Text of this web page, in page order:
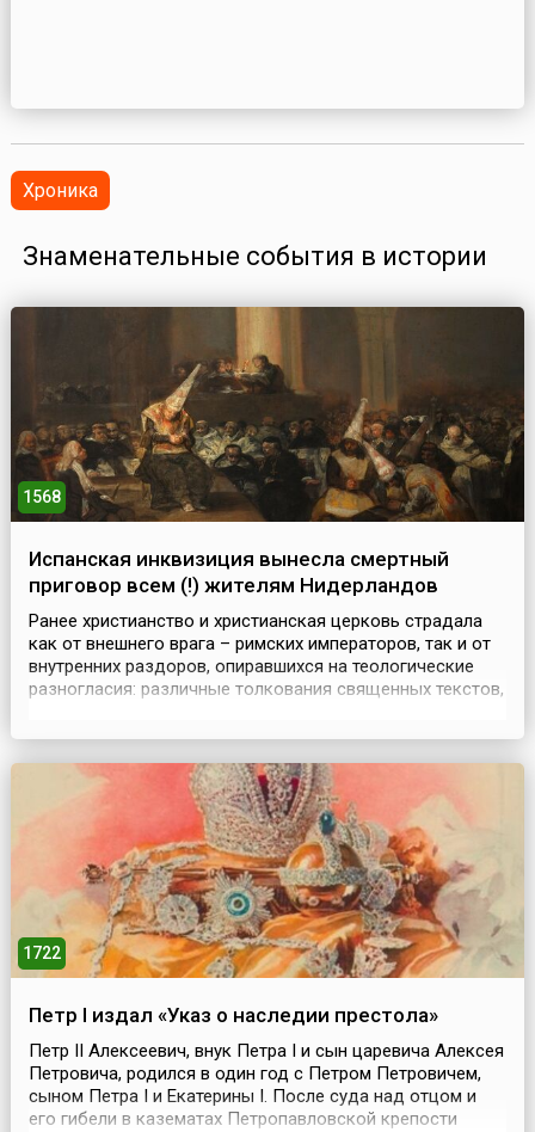
Хроника
Знаменательные события в истории
1568
Испанская инквизиция вынесла смертный
приговор всем (!) жителям Нидерландов
Ранее христианство и христианская церковь страдала
как от внешнего врага – римских императоров, так и от
внутренних раздоров, опиравшихся на теологические
разногласия: различные толкования священных текстов,
священными и так далее. Особый церковный суд
создан в 1215 году папой Иннокентием III. Цер...
1722
Петр I издал «Указ о наследии престола»
Петр II Алексеевич, внук Петра I и сын царевича Алексея
Петровича, родился в один год с Петром Петровичем,
сыном Петра I и Екатерины I. После суда над отцом и
его гибели в казематах Петропавловской крепости